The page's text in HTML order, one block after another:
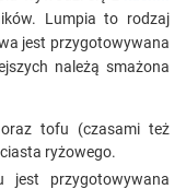
Lumpia to rodzaj
jest przygotowywana
należą smażona
tofu (czasami też
ryżowego.
jest przygotowywana